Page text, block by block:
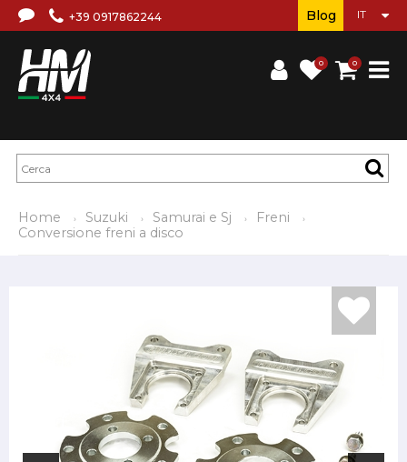
+39 0917862244
0 0
Blog
Home Suzuki Samurai e Sj
Freni
Conversione freni a disco